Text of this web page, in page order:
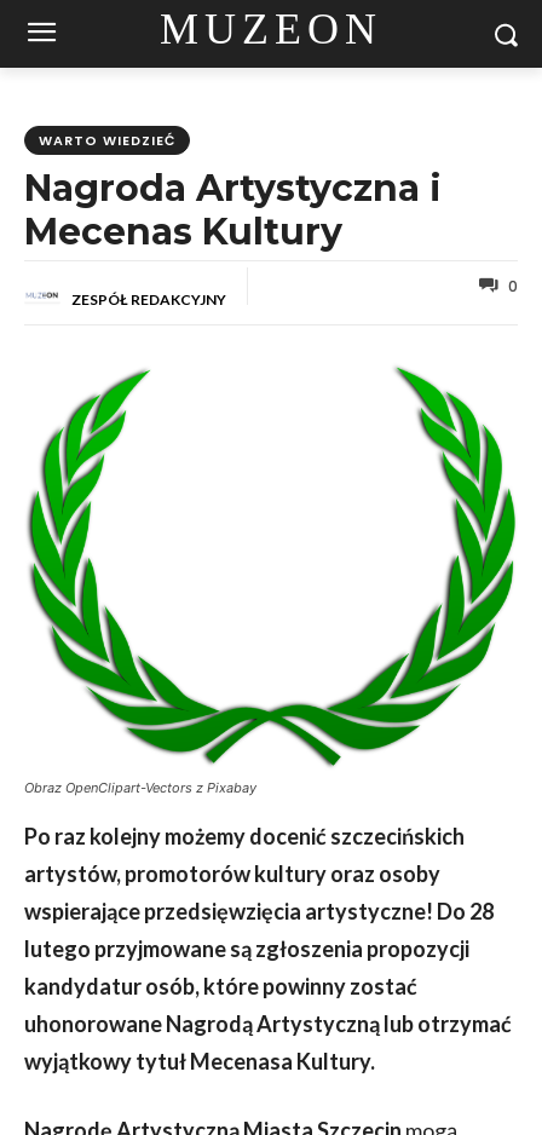
MUZEON
WARTO WIEDZIEĆ
Nagroda Artystyczna i
Mecenas Kultury
ZESPÓŁ REDAKCYJNY
0
Obraz OpenClipart-Vectors z Pixabay
Po raz kolejny możemy docenić szczecińskich
artystów, promotorów kultury oraz osoby
wspierające przedsięwzięcia artystyczne! Do 28
lutego przyjmowane są zgłoszenia propozycji
kandydatur osób, które powinny zostać
uhonorowane Nagrodą Artystyczną lub otrzymać
wyjątkowy tytuł Mecenasa Kultury.